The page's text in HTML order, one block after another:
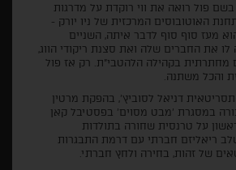
בשם פול רואה את ווי רוקדת על מדרגות
האוטובוסים המרכזית של ניו יורק -
מעז סוף סוף לדבר איתה, השניים
לו את החברים שלה ואת סצנת ריקודי הווג,
מחתרתית בקהילה הלהטבי"ת. רק אז פול
והכל משתנה.
דניאל לסוביץ', בהפקת מרטין
במסגרת 'מבט מסוים' בפסטיבל קאן
על טרנסית שחורה בתולדות
ריאליזם חברתי עם דרמת התבגרות
של זהות, בחירה ולחץ חברתי.